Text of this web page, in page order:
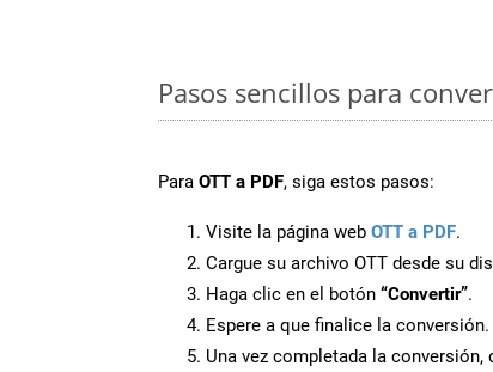
Pasos sencillos para
Para OTT a PDF, siga estos pasos:
Visite la página web OTT a PDF.
Cargue su archivo OTT desde su
Haga clic en el botón “Convertir”.
Espere a que finalice la conversión.
Una vez completada la conversión,